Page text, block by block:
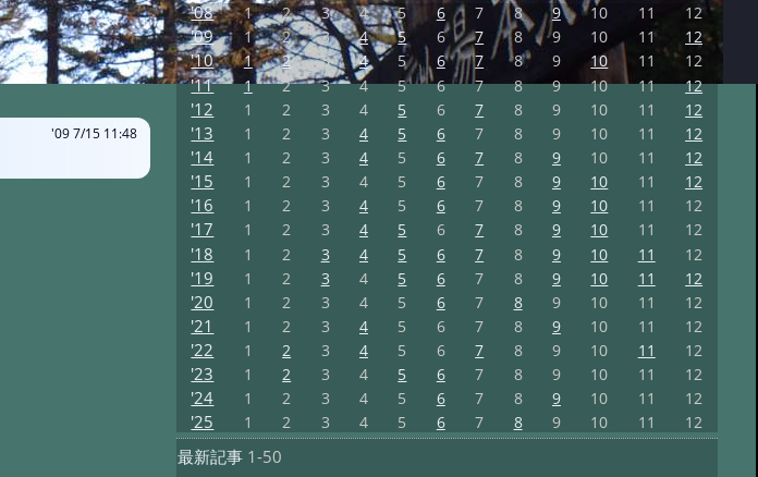
'09 7/15 11:48
'08 1 2 3 4 5 6 7 8 9 10 11 12
'09 1 2 3 4 5 6 7 8 9 10 11 12
'10 1 2 3 4 5 6 7 8 9 10 11 12
'11 1 2 3 4 5 6 7 8 9 10 11 12
'12 1 2 3 4 5 6 7 8 9 10 11 12
'13 1 2 3 4 5 6 7 8 9 10 11 12
'14 1 2 3 4 5 6 7 8 9 10 11 12
'15 1 2 3 4 5 6 7 8 9 10 11 12
'16 1 2 3 4 5 6 7 8 9 10 11 12
'17 1 2 3 4 5 6 7 8 9 10 11 12
'18 1 2 3 4 5 6 7 8 9 10 11 12
'19 1 2 3 4 5 6 7 8 9 10 11 12
'20 1 2 3 4 5 6 7 8 9 10 11 12
'21 1 2 3 4 5 6 7 8 9 10 11 12
'22 1 2 3 4 5 6 7 8 9 10 11 12
'23 1 2 3 4 5 6 7 8 9 10 11 12
'24 1 2 3 4 5 6 7 8 9 10 11 12
'25 1 2 3 4 5 6 7 8 9 10 11 12
最新記事1-50